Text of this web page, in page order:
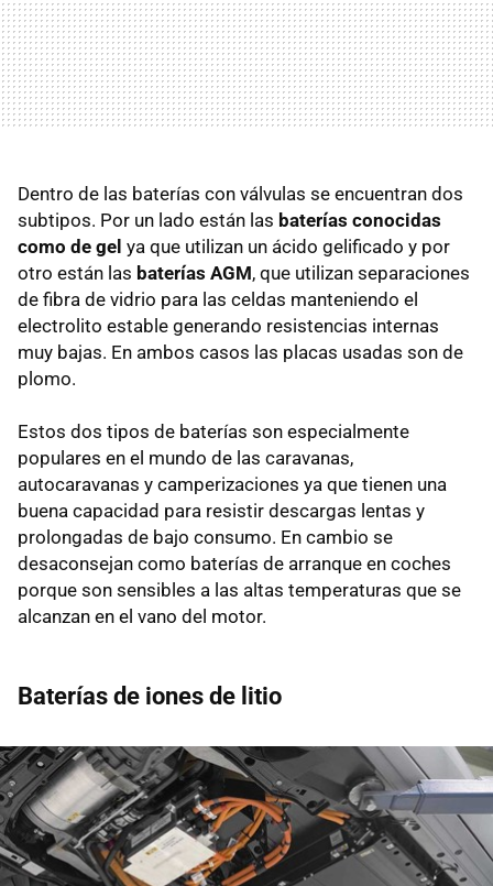
Dentro de las baterías con válvulas se encuentran dos
subtipos. Por un lado están las baterías conocidas
como de gel ya que utilizan un ácido gelificado y por
otro están las baterías AGM, que utilizan separaciones
de fibra de vidrio para las celdas manteniendo el
electrolito estable generando resistencias internas
muy bajas. En ambos casos las placas usadas son de
plomo.
Estos dos tipos de baterías son especialmente
populares en el mundo de las caravanas,
autocaravanas y camperizaciones ya que tienen una
buena capacidad para resistir descargas lentas y
prolongadas de bajo consumo. En cambio se
desaconsejan como baterías de arranque en coches
porque son sensibles a las altas temperaturas que se
alcanzan en el vano del motor.
Baterías de iones de litio